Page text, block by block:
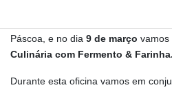
Páscoa, e no dia 9 de março vamos
Culinária com Fermento & Farinha.
Durante esta oficina vamos em